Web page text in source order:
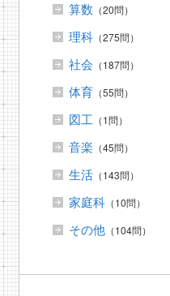
算数 （20問）
理科（275問）
社会 （187問）
体育（55問）
図工 （1問）
音楽 （45問）
生活（143問）
家庭科（10問）
その他（104問）